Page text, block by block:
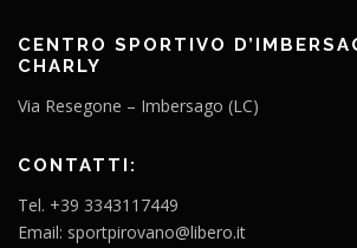
CENTRO SPORTIVO
CHARLY
Via Resegone – Imbersago (LC)
CONTATTI:
Tel. +39 3343117449
Email: sportpirovano@libero.it